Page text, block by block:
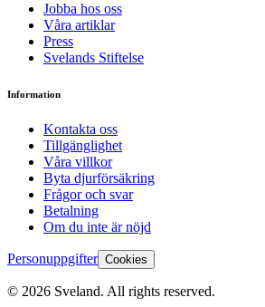
Jobba hos oss
Våra artiklar
Press
Svelands Stiftelse
Information
Kontakta oss
Tillgänglighet
Våra villkor
Byta djurförsäkring
Frågor och svar
Betalning
Om du inte är nöjd
Personuppgifter Cookies
© 2026 Sveland. All rights reserved.